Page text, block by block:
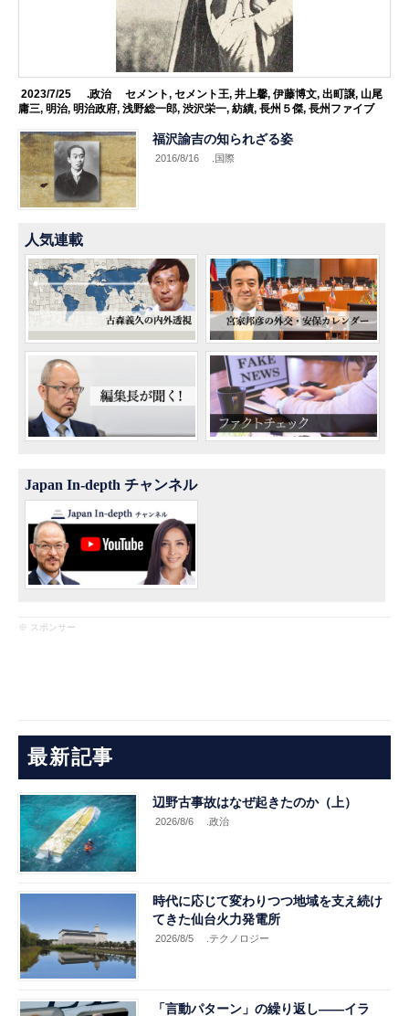
2023/7/25 .政治 セメント, セメント王, 井上馨, 伊藤博文, 出町譲, 山尾
庸三,明治,明治政府,浅野総一郎,渋沢栄一,紡績,長州５傑,長州ファイブ
福沢諭吉の知られざる姿
2016/8/16 .国際
人気連載
Japan In-depth チャンネル
※ スポンサー
最新記事
辺野古事故はなぜ起きたのか（上）
2026/8/6 .政治
時代に応じて変わりつつ地域を支え続け
てきた仙台火力発電所
2026/8/5 .テクノロジー
「言動パターン」の繰り返し――イラ